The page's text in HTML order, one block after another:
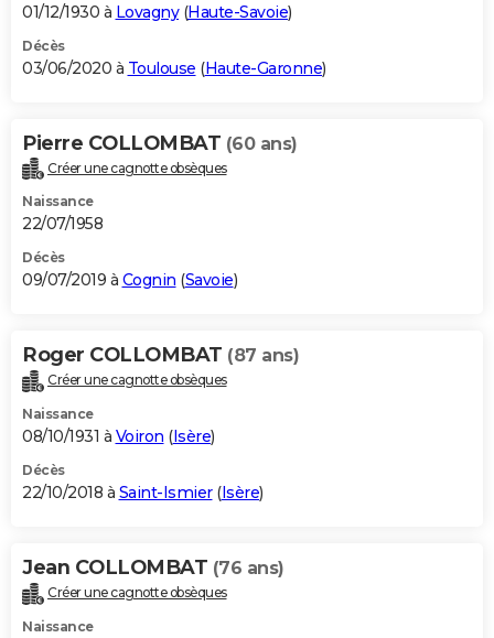
01/12/1930 à Lovagny(Haute-Savoie)
Décès
03/06/2020 à Toulouse (Haute-Garonne)
Pierre COLLOMBAT (60 ans)
Créer une cagnotte obsèques
Naissance
22/07/1958
Décès
09/07/2019 à Cognin (Savoie)
Roger COLLOMBAT (87 ans)
Créer une cagnotte obsèques
Naissance
08/10/1931 à Voiron (Isère)
Décès
22/10/2018 à Saint-Ismier(Isère)
Jean COLLOMBAT (76 ans)
Créer une cagnotte obsèques
Naissance